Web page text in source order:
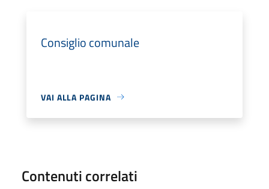
Consiglio comunale
VAI ALLA PAGINA
Contenuti correlati